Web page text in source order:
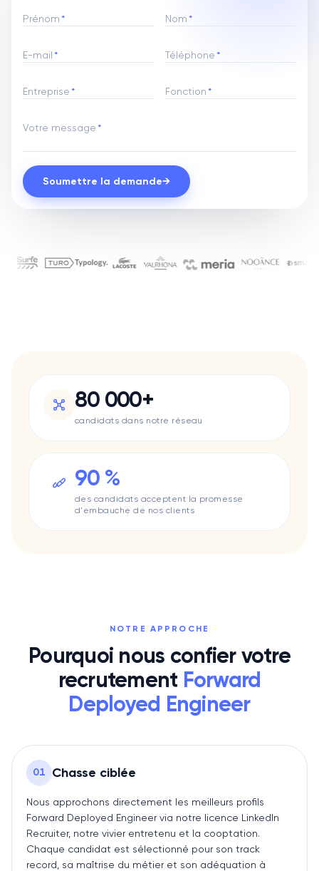
Prénom* Nom*
E-mail* Téléphone*
Entreprise* Fonction*
Votre message*
Soumettre la demande→
Data Impact
Le Permis Libre
Skynopy
80 000+
candidats dans notre réseau
90 %
des candidats acceptent la promesse
d'embauche de nos clients
NOTRE APPROCHE
Pourquoi nous confier votre
recrutement Forward
Deployed Engineer
01 Chasse ciblée
Nous approchons directement les meilleurs profils
Forward Deployed Engineer via notre licence LinkedIn
Recruiter, notre vivier entretenu et la cooptation.
Chaque candidat est sélectionné pour son track
record, sa maîtrise du métier et son adéquation à